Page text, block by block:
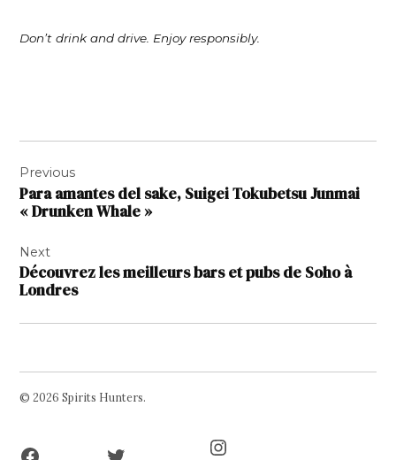
Don’t drink and drive. Enjoy responsibly.
de
l’article
Previous
Para amantes del sake, Suigei Tokubetsu Junmai
« Drunken Whale »
Next
Découvrez les meilleurs bars et pubs de Soho à
Londres
© 2026 Spirits Hunters.